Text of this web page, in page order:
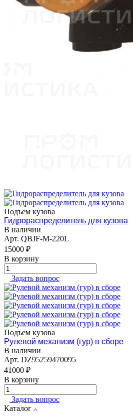
Подъем кузова
Гидрораспределитель для кузова
В наличии
Арт. QBJF-M-220L
15000 ₽
В корзину
Задать вопрос
Подъем кузова
Рулевой механизм (гур) в сборе
В наличии
Арт. DZ95259470095
41000 ₽
В корзину
Задать вопрос
Каталог